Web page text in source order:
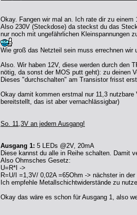
Okay. Fangen wir mal an. Ich rate dir zu einem
Also 230V (Steckdose) da steckst du das
nur noch mit ungefährlichen Kleinspannungen
Wie groß das Netzteil sein muss errechnen wir
Also. Wir haben 12V, diese werden durch den
nötig, da sonst der MOS putt geht): zu deinen
Dieses "durchschalten" am Transistor frisst
Okay damit kommen erstmal nur 11,3
bereitstellt, das ist aber vernachlässigbar)
So. 11,3V an jedem Ausgang!
Ausgang 1: 5 LEDs @2V, 20mA
Diese kannst du alle in Reihe schalten. Damit
Also Ohmsches Gesetz:
U=R*I ->
R=U/I =1,3V/ 0,02A =65Ohm -> nächster in
Ich empfehle Metallschichtwiderstände zu
Okay das wäre es schon für Ausgang 1, also